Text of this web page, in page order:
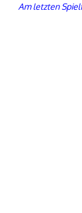
Am letzten